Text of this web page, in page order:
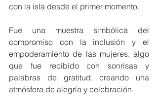
con la isla desde el primer momento.
Fue una muestra simbólica del
compromiso con la inclusión y el
empoderamiento de las mujeres, algo
que fue recibido con sonrisas y
palabras de gratitud, creando una
atmósfera de alegría y celebración.